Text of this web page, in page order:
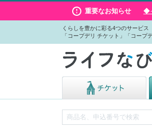
重要なお知らせ ◆
くらしを豊かに彩る4つのサービス
「コープデリ チケット」「コープ